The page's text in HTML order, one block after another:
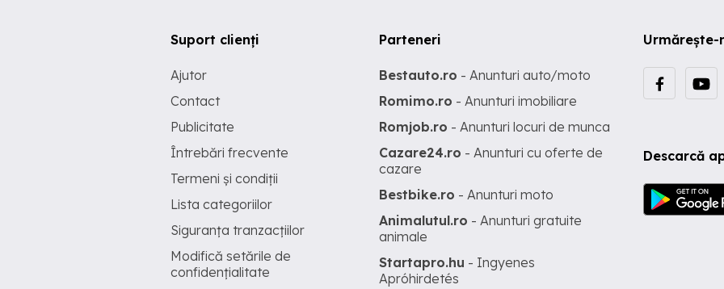
Urmărește-
Descarcă
Suport clienți
Ajutor
Contact
Publicitate
Întrebări frecvente
Termeni și condiții
Lista categoriilor
Siguranța tranzacțiilor
Modifică setările de
confidențialitate
Parteneri
Bestauto.ro - Anunturi auto/moto
Romimo.ro - Anunturi imobiliare
Romjob.ro - Anunturi locuri de munca
Cazare24.ro - Anunturi cu oferte de
cazare
Bestbike.ro - Anunturi moto
Animalutul.ro - Anunturi gratuite
animale
Startapro.hu - Ingyenes
Apróhirdetés